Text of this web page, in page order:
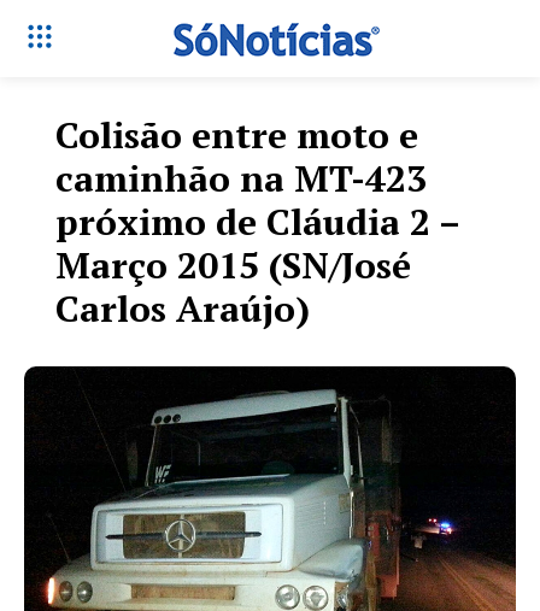
Só Notícias
Colisão entre moto e
caminhão na MT-423
próximo de Cláudia 2 –
Março 2015 (SN/José
Carlos Araújo)